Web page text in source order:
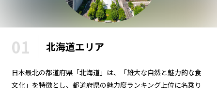
新潟エリア
富山エリア
石川エリア
福井エリア
長野エリア
静岡エリア
愛知エリア
三重エリア
滋賀エリア
01 北海道エリア
日本最北の都道府県「北海道」は、「雄大な自然と魅力的な食
文化」を特徴とし、都道府県の魅力度ランキング上位に名乗り